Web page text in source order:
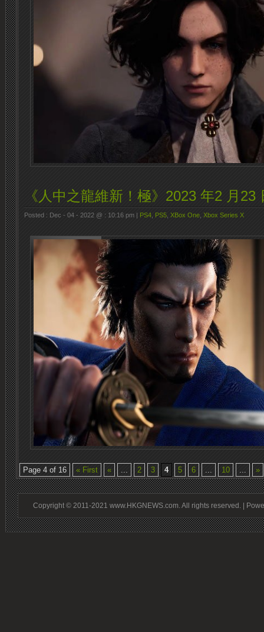
《人中之龍維新！極》2023 年2 月23
Posted : Dec - 04 - 2022 @ : 10:16 pm | PS4 PS5 XBox One Xbox Series X
Page 4 of 16 « First « ... 2 3 4 5 6 ... 10 ... »
Copyright © 2011-2021 www.HKGNEWS.com. All rights reserved. |